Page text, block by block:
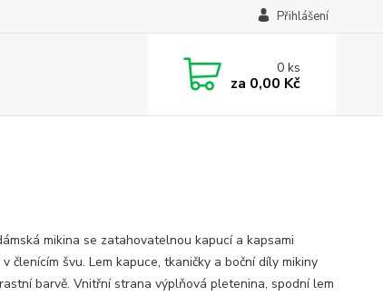
Přihlášení
0ks
za 0,00 Kč
mikina se zatahovatelnou kapucí a kapsami
členícím švu. Lem kapuce, tkaničky a boční díly mikiny
barvě. Vnitřní strana výplňová pletenina, spodní lem